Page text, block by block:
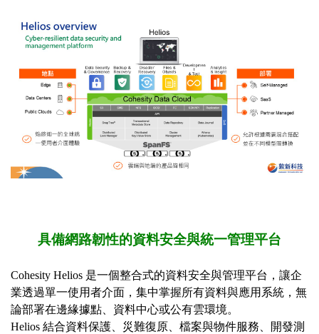
具備網路韌性的資料安全與統一管理平台
Cohesity Helios 是一個整合式的資料安全與管理平台，讓企
業透過單一使用者介面，集中掌握所有資料與應用系統，無
論部署在邊緣據點、資料中心或公有雲環境。
Helios 結合資料保護、災難復原、檔案與物件服務、開發測